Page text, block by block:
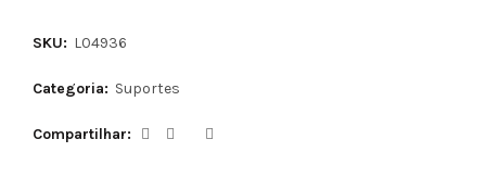
SKU: L04936
Categoria: Suportes
Compartilhar